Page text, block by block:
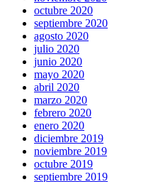
octubre 2020
septiembre 2020
agosto 2020
julio 2020
junio 2020
mayo 2020
abril 2020
marzo 2020
febrero 2020
enero 2020
diciembre 2019
noviembre 2019
octubre 2019
septiembre 2019